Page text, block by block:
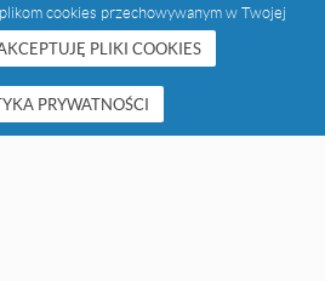
cookies przechowywanym w Twojej
PLIKI COOKIES
PRYWATNOŚCI